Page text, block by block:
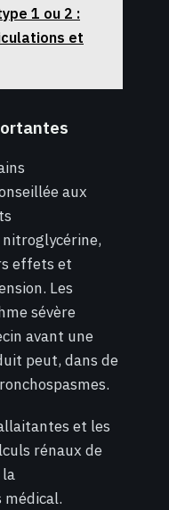
1 ou 2 :
et
aux
effets et
Les
sévère
avant une
peut, dans de
et les
rénaux de
médical.